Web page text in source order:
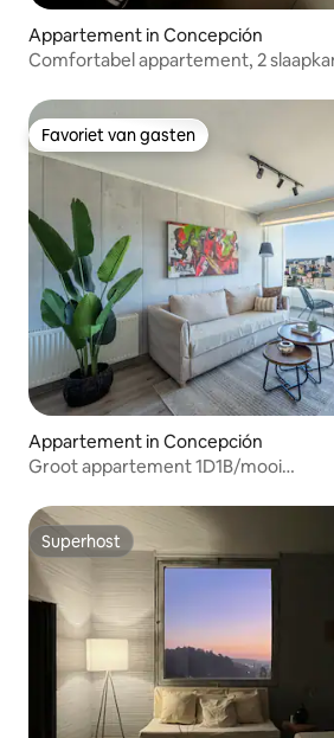
Appartement in Concepción
Comfortabel appartement, 2
Favoriet van gasten
Favoriet van gasten
Appartement in Concepción
Groot appartement 1D1B/mooi
Superhost
Superhost